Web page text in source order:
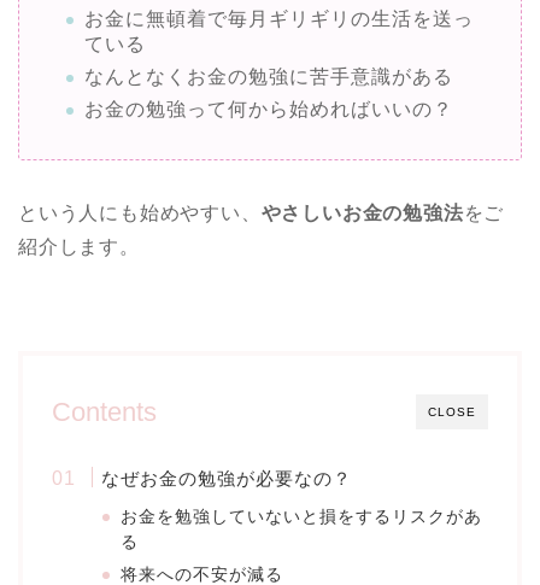
お金に無頓着で毎月ギリギリの生活を送っ
ている
なんとなくお金の勉強に苦手意識がある
お金の勉強って何から始めればいいの？
という人にも始めやすい、 やさしいお金の勉強法をご
紹介します。
CLOSE
Contents
なぜお金の勉強が必要なの？
お金を勉強していないと損をするリスクがあ
る
将来への不安が減る